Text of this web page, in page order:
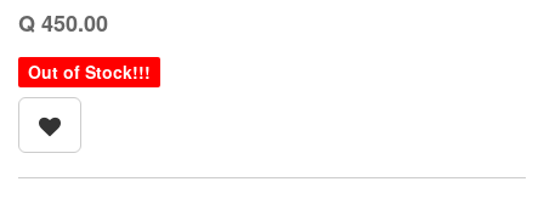
Q450.00
Out of Stock!!!